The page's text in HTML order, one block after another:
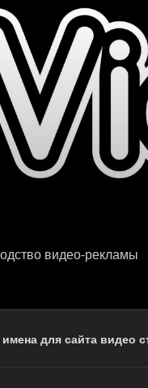
видео-рекламы
для сайта видео